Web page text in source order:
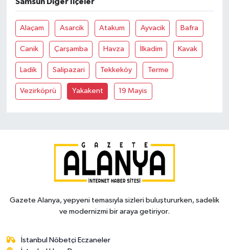
Alaçam Asarcik Atakum Ayvacik Bafra
Canik Çarşamba Havza İlkadim Kavak
Ladik Salipazari Tekkeköy Terme
Vezirköprü Yakakent 19 Mayis
Gazete Alanya, yepyeni temasıyla sizleri buluştururken, sadelik
ve modernizmi bir araya getiriyor.
İstanbul Nöbetçi Eczaneler